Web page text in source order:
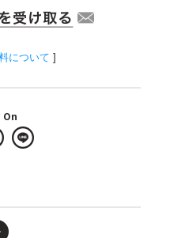
について ]